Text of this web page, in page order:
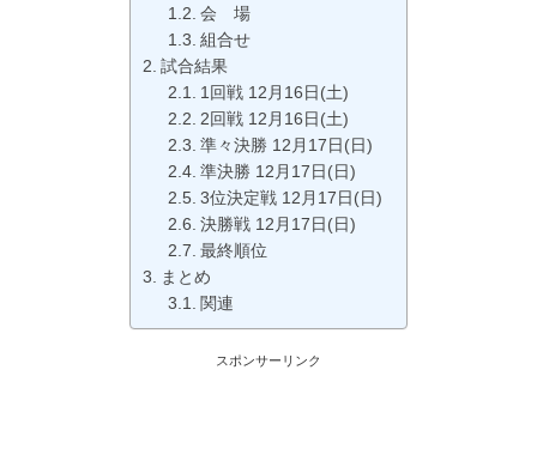
会 場
組合せ
試合結果
1回戦 12月16日(土)
2回戦 12月16日(土)
準々決勝 12月17日(日)
準決勝 12月17日(日)
3位決定戦 12月17日(日)
決勝戦 12月17日(日)
最終順位
まとめ
関連
スポンサーリンク